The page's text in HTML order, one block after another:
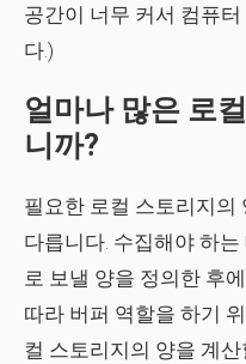
공간이 너무 커서 컴퓨
다.)
얼마나 많은 로
니까?
필요한 로컬 스토리지의
다릅니다. 수집해야 하
로 보낼 양을 정의한 후
따라 버퍼 역할을 하기
컬 스토리지의 양을 계